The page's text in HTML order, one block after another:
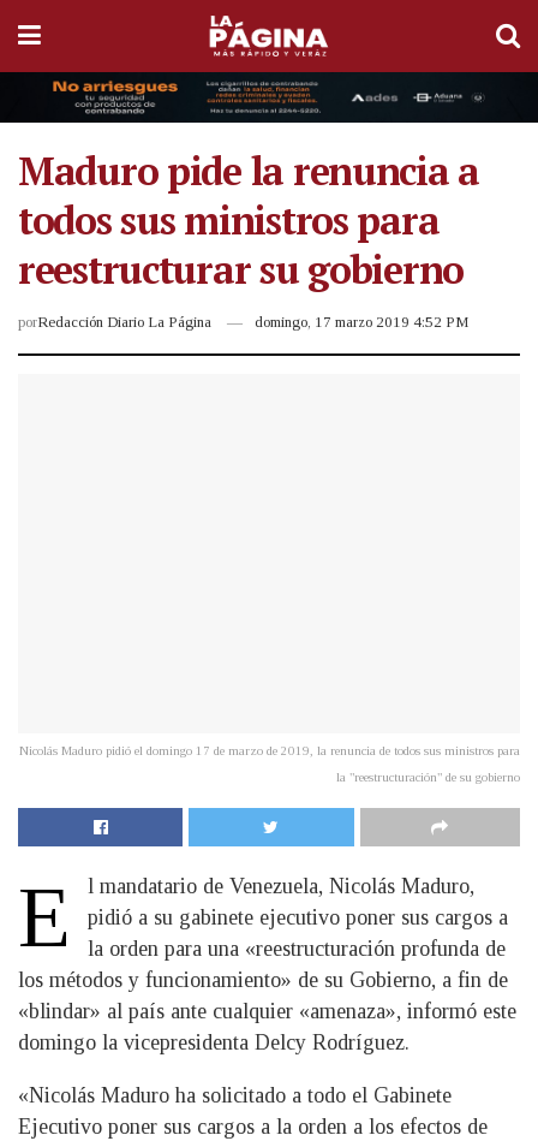
Maduro pide la renuncia a
todos sus ministros para
reestructurar su gobierno
porRedacción Diario La Página domingo, 17 marzo 2019 4:52 PM
Nicolás Maduro pidió el domingo 17 de marzo de 2019, la renuncia de todos sus ministros para
la "reestructuración" de su gobierno
E
l mandatario de Venezuela, Nicolás Maduro,
pidió a su gabinete ejecutivo poner sus cargos a
la orden para una «reestructuración profunda de
los métodos y funcionamiento» de su Gobierno, a fin de
«blindar» al país ante cualquier «amenaza», informó este
domingo la vicepresidenta Delcy Rodríguez.
«Nicolás Maduro ha solicitado a todo el Gabinete
Ejecutivo poner sus cargos a la orden a los efectos de